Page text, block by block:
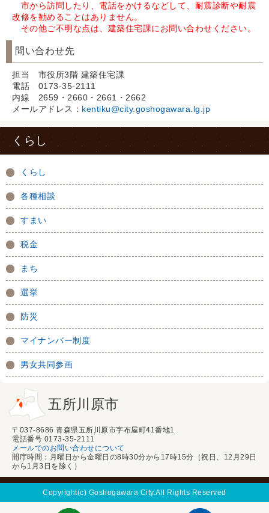
市から訪問したり、電話をかけるなどして、耐震診断や耐震
改修を勧めることはありません。
その他ご不明な点は、建築住宅課にお問い合わせください。
問い合わせ先
担当 市役所3階 建築住宅課
電話 0173-35-2111
内線 2659・2660・2661・2662
メールアドレス： kentiku@city.goshogawara.lg.jp
くらし
くらし
各種相談
すまい
税金
まち
選挙
防災
マイナンバー制度
男女共同参画
五所川原市
〒037-8686 青森県五所川原市字布屋町41番地1
電話番号 0173-35-2111
メールでのお問い合わせについて
開庁時間：月曜日から金曜日の8時30分から17時15分（祝日、12月29日
から1月3日を除く）
Copyright(c) Goshogawara City.All Rights Reserved